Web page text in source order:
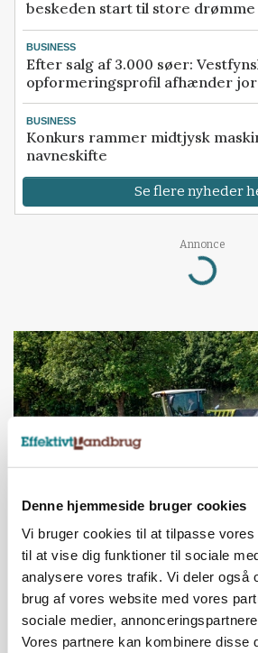
Denne hjemmeside bruger cookies
Vi bruger cookies til at tilpasse vores
til at vise dig funktioner til sociale
analysere vores trafik. Vi deler også
brug af vores website med vores
sociale medier,
Vores partnere kan kombinere disse
beskeden start til store drømme
BUSINESS
Efter salg af 3.000 søer:
opformeringsprofil afhænder
BUSINESS
Konkurs rammer midtjysk
navneskifte
Se flere nyheder
Annonce
Loading...
MASKINER
Forserie til selvkørende
Annonce